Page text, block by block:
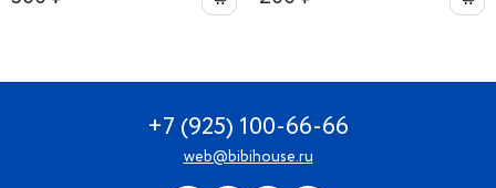
+7 (925) 100-66-66
web@bibihouse.ru